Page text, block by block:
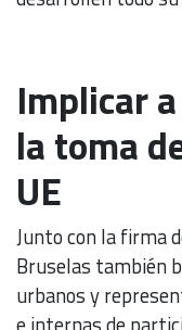
Implicar
la toma
UE
Junto con la firma
Bruselas también
urbanos y